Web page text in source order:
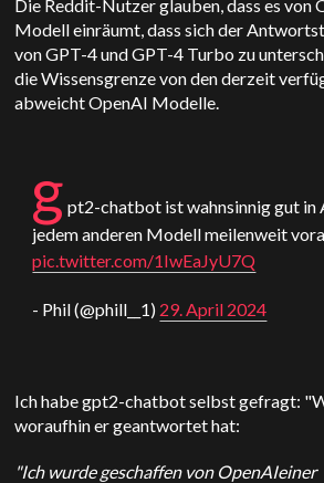
Die Reddit-Nutzer glauben, dass es von
Modell einräumt, dass sich der
von GPT-4 und GPT-4 Turbo zu
die Wissensgrenze von den derzeit
abweichtOpenAI Modelle.
g pt2-chatbot ist wahnsinnig gut in
jedem anderen Modell meilenweit
pic.twitter.com/1IwEaJyU7Q
- Phil (@phill__1) 29. April 2024
Ich habe gpt2-chatbot selbst gefragt:
woraufhin er geantwortet hat:
"Ich wurde geschaffen von OpenAIeiner